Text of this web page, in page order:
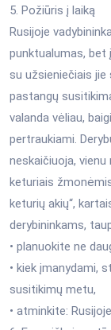
5. Požiūris į laiką
Rusijoje
punktualumas, bet
su užsieniečiais
pastangų
valanda vėliau,
pertraukiami.
neskaičiuoja,
keturiais
keturių akių“,
derybininkams,
• planuokite ne
• kiek įmanydami,
susitikimų metu,
• atminkite: